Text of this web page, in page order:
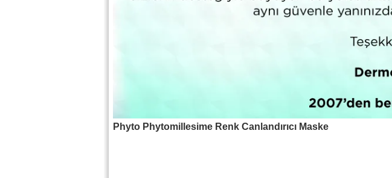
Phyto Phytomillesime Renk Canlandırıcı Maske